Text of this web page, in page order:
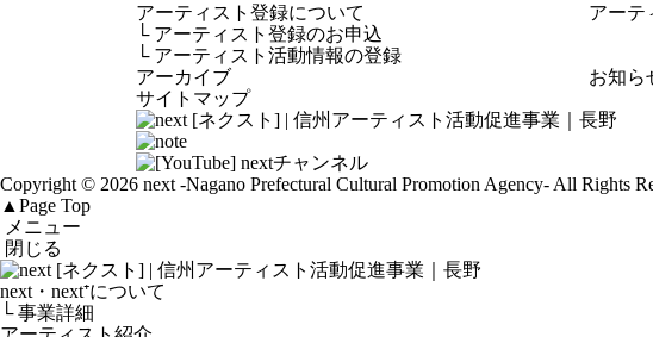
アーティスト登録について
└ アーティスト登録のお申込
└ アーティスト活動情報の登録
アーテ
アーカイブ お知ら
サイトマップ
Copyright © 2026 next -Nagano Prefectural Cultural Promotion Agency- All Rights
▲ Page Top
メニュー
閉じる
next・next⁺について
└ 事業詳細